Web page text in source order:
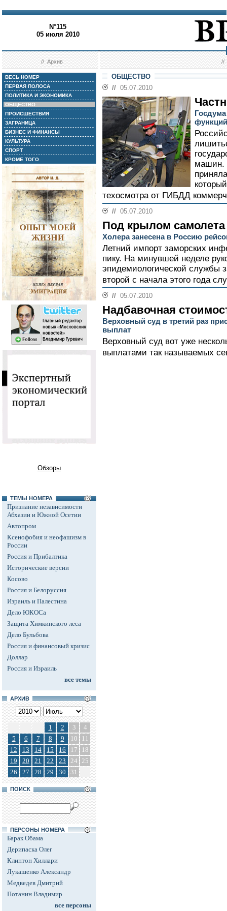
N°115
05 июля 2010
//Архив //
ВЕСЬ НОМЕР
ПЕРВАЯ ПОЛОСА
ПОЛИТИКА И ЭКОНОМИКА
ОБЩЕСТВО
ПРОИСШЕСТВИЯ
ЗАГРАНИЦА
БИЗНЕС И ФИНАНСЫ
КУЛЬТУРА
СПОРТ
КРОМЕ ТОГО
Обзоры
ТЕМЫ НОМЕРА
Признание независимости
Абхазии и Южной Осетии
Автопром
Ксенофобия и неофашизм в
России
Россия и Прибалтика
Исторические версии
Косово
Россия и Белоруссия
Израиль и Палестина
Дело ЮКОСа
Защита Химкинского леса
Дело Бульбова
Россия и финансовый кризис
Доллар
Россия и Израиль
все темы
АРХИВ
1 2 3
4
5
6 7 8 9 10
11
12
13 14 15 16 17
18
19
20 21 22 23 24 25
26
27 28 29 30 31
ПОИСК
ПЕРСОНЫ НОМЕРА
Барак Обама
Дерипаска Олег
Клинтон Хиллари
Лукашенко Александр
Медведев Дмитрий
Потанин Владимир
все персоны
ОБЩЕСТВО
// 05.07.2010
функций
машин.
техосмотра от ГИБДД
// 05.07.2010
Под крылом самолета
Холера занесена в Россию
Летний импорт заморских
пику. На минувшей неделе
эпидемиологической службы
второй с начала этого года
// 05.07.2010
Надбавочная
Верховный суд в третий раз
выплат
Верховный суд вот уже
выплатами так называемых